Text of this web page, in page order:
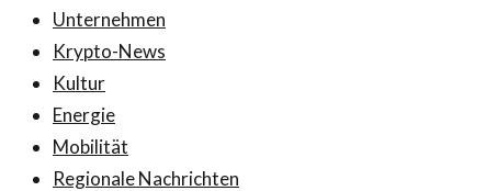
Unternehmen
Krypto-News
Kultur
Energie
Mobilität
Regionale Nachrichten